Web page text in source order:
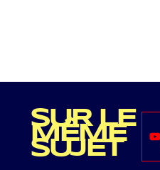
SUR LE
MÊME
SUJET